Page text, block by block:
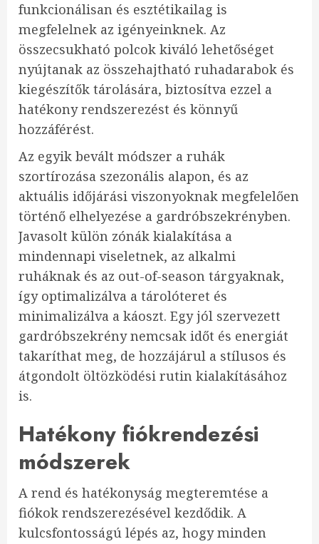
funkcionálisan és esztétikailag is
megfelelnek az igényeinknek. Az
összecsukható polcok kiváló lehetőséget
nyújtanak az összehajtható ruhadarabok és
kiegészítők tárolására, biztosítva ezzel a
hatékony rendszerezést és könnyű
hozzáférést.
Az egyik bevált módszer a ruhák
szortírozása szezonális alapon, és az
aktuális időjárási viszonyoknak megfelelően
történő elhelyezése a gardróbszekrényben.
Javasolt külön zónák kialakítása a
mindennapi viseletnek, az alkalmi
ruháknak és az out-of-season tárgyaknak,
így optimalizálva a tárolóteret és
minimalizálva a káoszt. Egy jól szervezett
gardróbszekrény nemcsak időt és energiát
takaríthat meg, de hozzájárul a stílusos és
átgondolt öltözködési rutin kialakításához
is.
Hatékony fiókrendezési
módszerek
A rend és hatékonyság megteremtése a
fiókok rendszerezésével kezdődik. A
kulcsfontosságú lépés az, hogy minden